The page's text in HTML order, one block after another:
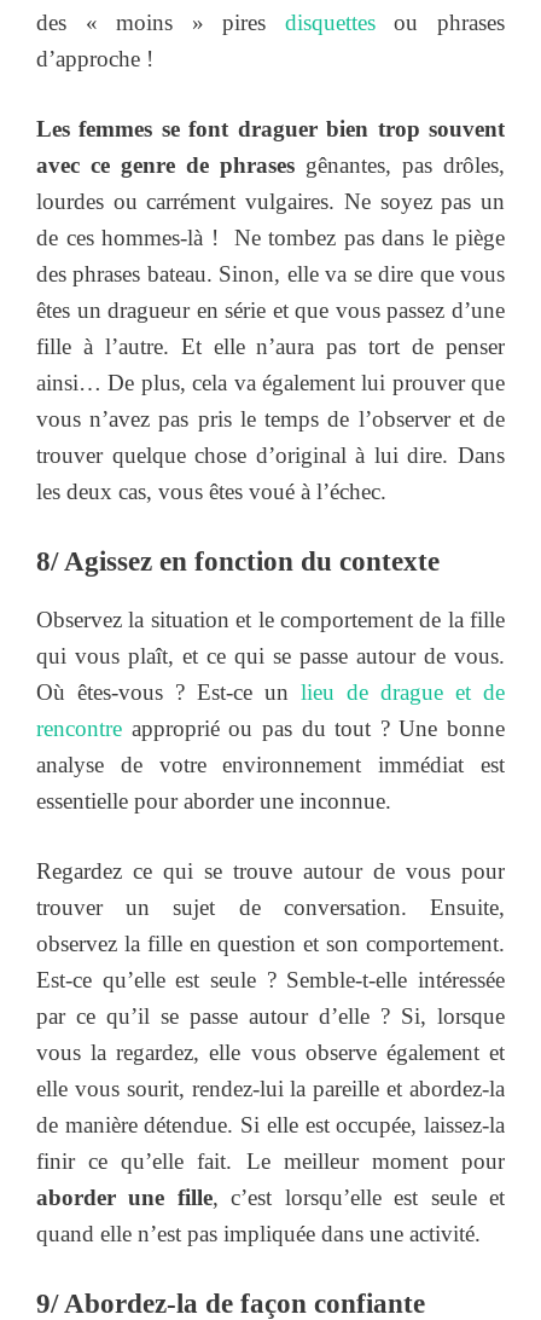
des « moins » pires disquettesou phrases
d’approche !
Les femmes se font draguer bien trop souvent
avec ce genre de phrases gênantes, pas drôles,
lourdes ou carrément vulgaires. Ne soyez pas un
de ces hommes-là ! Ne tombez pas dans le piège
des phrases bateau. Sinon, elle va se dire que vous
êtes un dragueur en série et que vous passez d’une
fille à l’autre. Et elle n’aura pas tort de penser
ainsi… De plus, cela va également lui prouver que
vous n’avez pas pris le temps de l’observer et de
trouver quelque chose d’original à lui dire. Dans
les deux cas, vous êtes voué à l’échec.
8/ Agissez en fonction du contexte
Observez la situation et le comportement de la fille
qui vous plaît, et ce qui se passe autour de vous.
Où êtes-vous ? Est-ce un lieu de drague et de
rencontre approprié ou pas du tout ? Une bonne
analyse de votre environnement immédiat est
essentielle pour aborder une inconnue.
Regardez ce qui se trouve autour de vous pour
trouver un sujet de conversation. Ensuite,
observez la fille en question et son comportement.
Est-ce qu’elle est seule ? Semble-t-elle intéressée
par ce qu’il se passe autour d’elle ? Si, lorsque
vous la regardez, elle vous observe également et
elle vous sourit, rendez-lui la pareille et abordez-la
de manière détendue. Si elle est occupée, laissez-la
finir ce qu’elle fait. Le meilleur moment pour
aborder une fille, c’est lorsqu’elle est seule et
quand elle n’est pas impliquée dans une activité.
9/ Abordez-la de façon confiante